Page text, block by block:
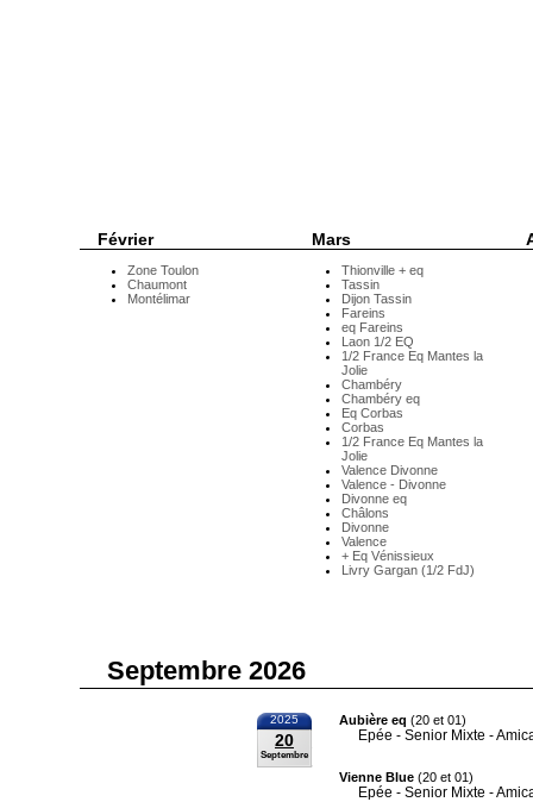
Février
Zone Toulon
Chaumont
Montélimar
Mars
Thionville + eq
Tassin
Dijon Tassin
Fareins
eq Fareins
Laon 1/2 EQ
1/2 France Eq Mantes la
Jolie
Chambéry
Chambéry eq
Eq Corbas
Corbas
1/2 France Eq Mantes la
Jolie
Valence Divonne
Valence - Divonne
Divonne eq
Châlons
Divonne
Valence
+ Eq Vénissieux
Livry Gargan (1/2 FdJ)
Septembre 2026
2025
20
Septembre
Aubière eq (20 et 01)
Epée - Senior Mixte -
Vienne Blue (20 et 01)
Epée - Senior Mixte -